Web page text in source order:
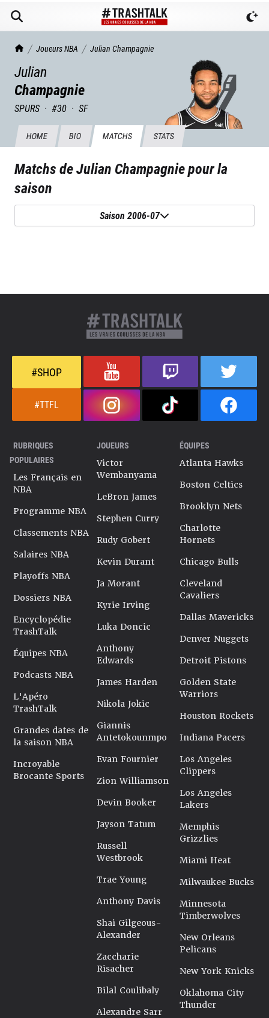
TrashTalk Actu NBA
Joueurs NBA Julian Champagnie
Julian
Champagnie
SPURS · #30 · SF
HOME BIO MATCHS STATS
Matchs deJulian Champagniepour la
saison
Saison 2006-07
#SHOP
#TTFL
RUBRIQUES
POPULAIRES
Les Français en
NBA
Programme NBA
Classements NBA
Salaires NBA
Playoffs NBA
Dossiers NBA
Encyclopédie
TrashTalk
Équipes NBA
Podcasts NBA
L'Apéro
TrashTalk
Grandes dates de
la saison NBA
Incroyable
Brocante Sports
JOUEURS
Victor
Wembanyama
LeBron James
Stephen Curry
Rudy Gobert
Kevin Durant
Ja Morant
Kyrie Irving
Luka Doncic
Anthony
Edwards
James Harden
Nikola Jokic
Giannis
Antetokounmpo
Evan Fournier
Zion Williamson
Devin Booker
Jayson Tatum
Russell
Westbrook
Trae Young
Anthony Davis
Shai Gilgeous-
Alexander
Zaccharie
Risacher
Bilal Coulibaly
Alexandre Sarr
ÉQUIPES
Atlanta Hawks
Boston Celtics
Brooklyn Nets
Charlotte
Hornets
Chicago Bulls
Cleveland
Cavaliers
Dallas Mavericks
Denver Nuggets
Detroit Pistons
Golden State
Warriors
Houston Rockets
Indiana Pacers
Los Angeles
Clippers
Los Angeles
Lakers
Memphis
Grizzlies
Miami Heat
Milwaukee Bucks
Minnesota
Timberwolves
New Orleans
Pelicans
New York Knicks
Oklahoma City
Thunder